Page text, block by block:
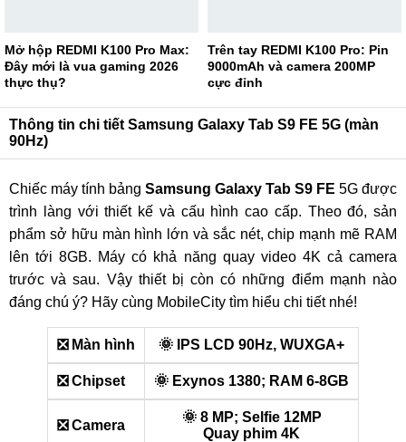
Mở hộp REDMI K100 Pro Max:
Đây mới là vua gaming 2026
thực thụ?
Trên tay REDMI K100 Pro: Pin
9000mAh và camera 200MP
cực đỉnh
Thông tin chi tiết Samsung Galaxy Tab S9 FE 5G (màn
90Hz)
Chiếc máy tính bảng Samsung Galaxy Tab S9 FE 5G được
trình làng với thiết kế và cấu hình cao cấp. Theo đó, sản
phẩm sở hữu màn hình lớn và sắc nét, chip mạnh mẽ RAM
lên tới 8GB. Máy có khả năng quay video 4K cả camera
trước và sau. Vậy thiết bị còn có những điểm mạnh nào
đáng chú ý? Hãy cùng MobileCity tìm hiểu chi tiết nhé!
❎ Màn hình 🌞 IPS LCD 90Hz, WUXGA+
❎ Chipset 🌞 Exynos 1380; RAM 6-8GB
❎ Camera
🌞 8 MP; Selfie 12MP
Quay phim 4K